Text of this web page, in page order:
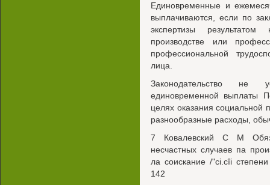
Единовременные и
выплачиваются, если по
экспертизы
производстве или
профессиональной
лица.
Законодательство не
единовременной выплаты
целях оказания
разнообразные расходы,
7 Ковалевский С M
несчастных случаев па
ла соискание /"ci.cîi
142